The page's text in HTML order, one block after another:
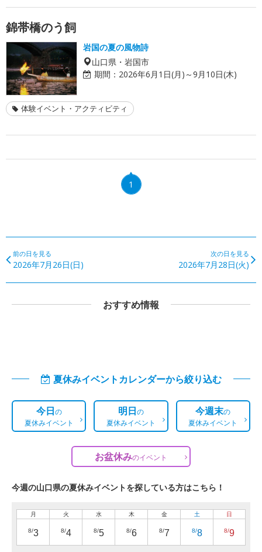
錦帯橋のう飼
岩国の夏の風物詩
山口県・岩国市
期間： 2026年6月1日(月)～9月10日(木)
体験イベント・アクティビティ
1
前の日を見る
2026年7月26日(日)
次の日を見る
2026年7月28日(火)
おすすめ情報
夏休みイベントカレンダーから絞り込む
今日の
夏休みイベント
明日の
夏休みイベント
今週末の
夏休みイベント
お盆休みのイベント
今週の山口県の夏休みイベントを探している方はこちら！
月
8/3
火
8/4
水
8/5
木
8/6
金
8/7
土
8/8
日
8/9